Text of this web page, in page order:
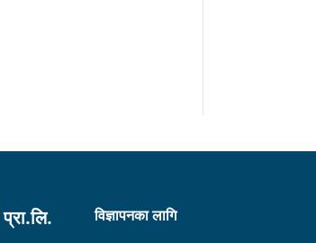
विज्ञापनका लागि